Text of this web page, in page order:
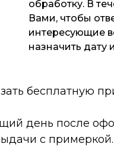
обработку. В
Вами, чтобы
интересующие
назначить дату
бесплатную
день после
с примеркой.